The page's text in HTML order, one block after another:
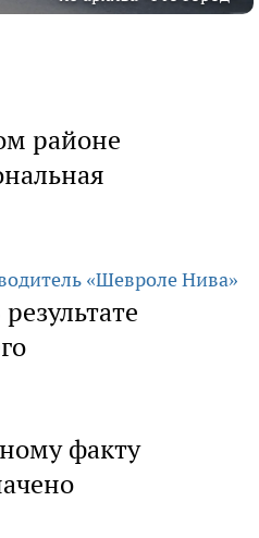
районе
«Шевроле Нива»
факту